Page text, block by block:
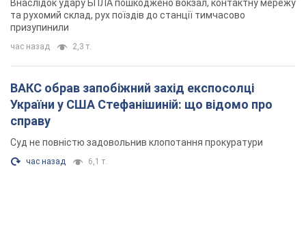
Внаслідок удару БПЛА пошкоджено вокзал, контактну мережу
та рухомий склад, рух поїздів до станції тимчасово
призупинили
час назад 2,3 т.
ВАКС обрав запобіжний захід експосолці
України у США Стефанішиній: що відомо про
справу
Суд не повністю задовольнив клопотання прокуратури
час назад 6,1 т.